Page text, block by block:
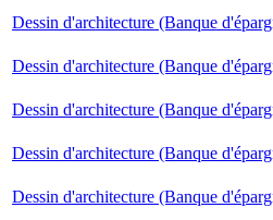
Dessin d'architecture (Banque
Dessin d'architecture (Banque
Dessin d'architecture (Banque
Dessin d'architecture (Banque
Dessin d'architecture (Banque